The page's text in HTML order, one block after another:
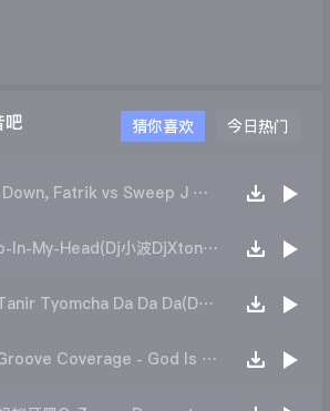
WWW.EVTDJ.COM
猜你喜欢 今日热门
System Of A Down, Fatrik vs Sweep J CueE - Bad.Y.O.B (L2K Reboot)
Jason-Derulo-In-My-Head(Dj小波DjXtong-Remix)
【沈风外文】Tanir Tyomcha Da Da Da(DJNaruto鸣人remix)
【沈风外文】Groove Coverage - God Is A Girl DJ.Locke